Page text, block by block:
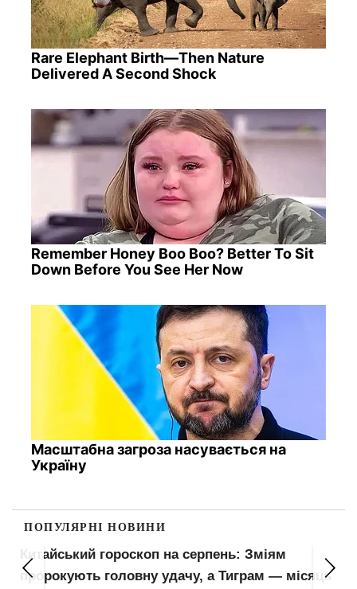
Rare Elephant Birth—Then Nature
Delivered A Second Shock
Remember Honey Boo Boo? Better To Sit
Down Before You See Her Now
Масштабна загроза насувається на
Україну
ПОПУЛЯРНІ НОВИНИ
Китайський гороскоп на серпень: Зміям
пророкують головну удачу, а Тиграм — місяць